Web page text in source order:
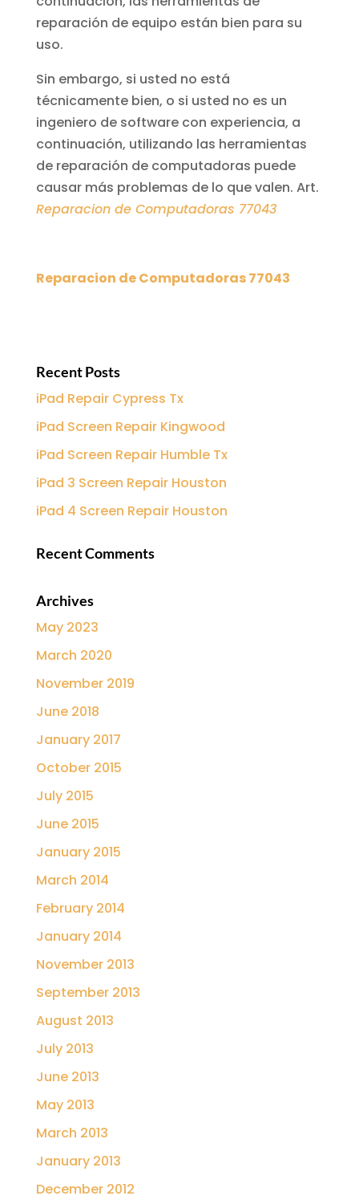
reparación de equipo están bien para su
uso.
Sin embargo, si usted no está
técnicamente bien, o si usted no es un
ingeniero de software con experiencia, a
continuación, utilizando las herramientas
de reparación de computadoras puede
causar más problemas de lo que valen. Art.
Reparacion de Computadoras 77043
Reparacion de Computadoras 77043
Recent Posts
iPad Repair Cypress Tx
iPad Screen Repair Kingwood
iPad Screen Repair Humble Tx
iPad 3 Screen Repair Houston
iPad 4 Screen Repair Houston
Recent Comments
Archives
May 2023
March 2020
November 2019
June 2018
January 2017
October 2015
July 2015
June 2015
January 2015
March 2014
February 2014
January 2014
November 2013
September 2013
August 2013
July 2013
June 2013
May 2013
March 2013
January 2013
December 2012